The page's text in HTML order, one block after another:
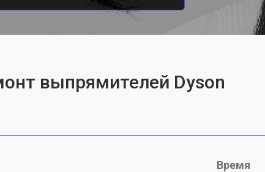
выпрямителей Dyson
Время